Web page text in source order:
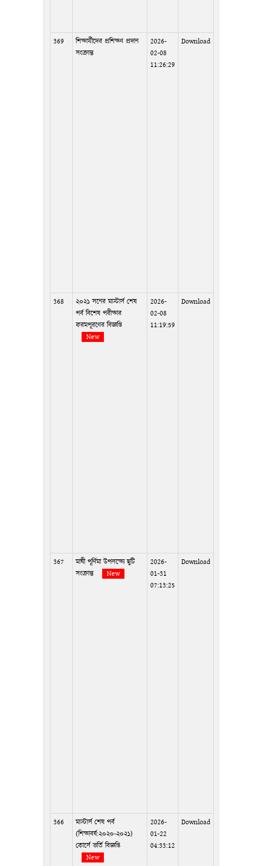
369
শিক্ষার্থীদের প্রশিক্ষণ প্রদান
সংক্রান্ত
2026-
02-08
11:26:29
Download
368
২০২১ সনের মাস্টার্স শেষ
পর্ব বিশেষ পরীক্ষার
ফরমপূরণের বিজ্ঞপ্তি
New
2026-
02-08
11:19:59
Download
367
মাঘী পূর্ণিমা উপলক্ষ্যে ছুটি
সংক্রান্ত
New
2026-
01-31
07:13:25
Download
366
মাস্টার্স শেষ পর্ব
(শিক্ষাবর্ষ:২০২০-২০২১)
কোর্সে ভর্তি বিজ্ঞপ্তি
New
2026-
01-22
04:33:12
Download